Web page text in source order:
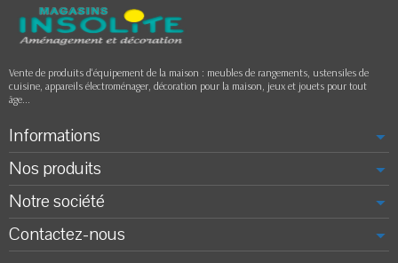
Vente de produits d'équipement de la maison : meubles de rangements, ustensiles de
cuisine, appareils électroménager, décoration pour la maison, jeux et jouets pour tout
âge...
Informations
Nos produits
Notre société
Contactez-nous